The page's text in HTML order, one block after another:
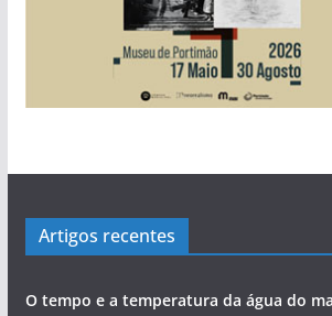
Artigos recentes
O tempo e a temperatura da água do